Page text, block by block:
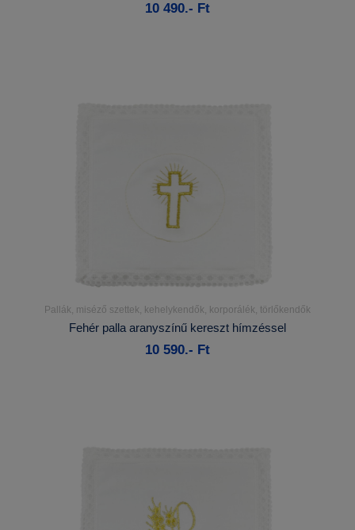
Kosárba
10 490.- Ft
Részletek...
Kosárba
Pallák, miséző szettek, kehelykendők, korporálék, törlőkendők
Fehér palla aranyszínű kereszt hímzéssel
10 590.- Ft